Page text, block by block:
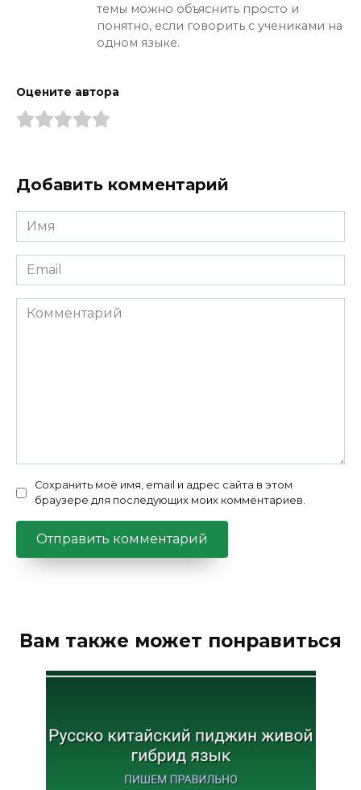
темы можно объяснить просто и
понятно, если говорить с учениками на
одном языке.
Оцените автора
Добавить комментарий
Имя
*
Email
*
Комментарий
Сохранить моё имя, email и адрес сайта в этом
браузере для последующих моих комментариев.
Вам также может понравиться